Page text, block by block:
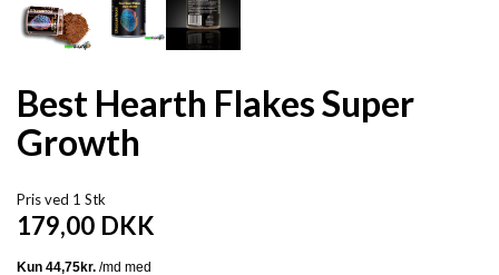
Best Hearth Flakes Super
Growth
Pris ved 1 Stk
179,00 DKK